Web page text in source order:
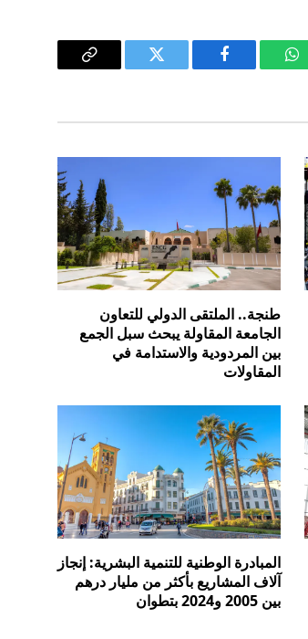
واتساب
فيسبوك تويتر
Copy
طنجة.. الملتقى الدولي للتعاون
الجامعة المقاولة يبحث سبل الجمع
بين المردودية والاستدامة في
المقاولات
المبادرة الوطنية للتنمية البشرية: إنجاز
آلاف المشاريع بأكثر من مليار درهم
بين 2005 و2024 بتطوان